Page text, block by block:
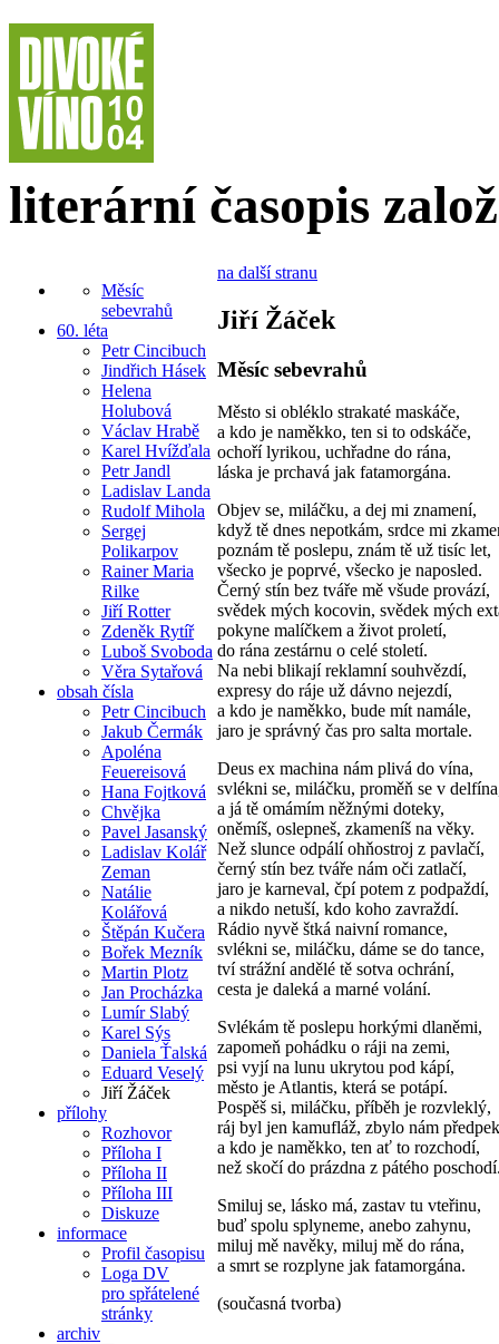
literární časopis
Měsíc
sebevrahů
60. léta
Petr Cincibuch
Jindřich Hásek
Helena
Holubová
Václav Hrabě
Karel Hvížďala
Petr Jandl
Ladislav Landa
Rudolf Mihola
Sergej
Polikarpov
Rainer Maria
Rilke
Jiří Rotter
Zdeněk Rytíř
Luboš Svoboda
Věra Sytařová
obsah čísla
Petr Cincibuch
Jakub Čermák
Apoléna
Feuereisová
Hana Fojtková
Chvějka
Pavel Jasanský
Ladislav Kolář
Zeman
Natálie
Kolářová
Štěpán Kučera
Bořek Mezník
Martin Plotz
Jan Procházka
Lumír Slabý
Karel Sýs
Daniela Ťalská
Eduard Veselý
Jiří Žáček
přílohy
Rozhovor
Příloha I
Příloha II
Příloha III
Diskuze
informace
Profil časopisu
Loga DV
pro spřátelené
stránky
archiv
na další stranu
Jiří Žáček
Měsíc sebevrahů
Město si obléklo strakaté maskáče,
a kdo je naměkko, ten si to odskáče,
ochoří lyrikou, uchřadne do rána,
láska je prchavá jak fatamorgána.
Objev se, miláčku, a dej mi znamení,
když tě dnes nepotkám, srdce mi
poznám tě poslepu, znám tě už tisíc let,
všecko je poprvé, všecko je naposled.
Černý stín bez tváře mě všude provází,
svědek mých kocovin, svědek mých
pokyne malíčkem a život proletí,
do rána zestárnu o celé století.
Na nebi blikají reklamní souhvězdí,
expresy do ráje už dávno nejezdí,
a kdo je naměkko, bude mít namále,
jaro je správný čas pro salta mortale.
Deus ex machina nám plivá do vína,
svlékni se, miláčku, proměň se v
a já tě omámím něžnými doteky,
oněmíš, oslepneš, zkameníš na věky.
Než slunce odpálí ohňostroj z pavlačí,
černý stín bez tváře nám oči zatlačí,
jaro je karneval, čpí potem z podpaždí,
a nikdo netuší, kdo koho zavraždí.
Rádio nyvě štká naivní romance,
svlékni se, miláčku, dáme se do tance,
tví strážní andělé tě sotva ochrání,
cesta je daleká a marné volání.
Svlékám tě poslepu horkými dlaněmi,
zapomeň pohádku o ráji na zemi,
psi vyjí na lunu ukrytou pod kápí,
město je Atlantis, která se potápí.
Pospěš si, miláčku, příběh je rozvleklý,
ráj byl jen kamufláž, zbylo nám
a kdo je naměkko, ten ať to rozchodí,
než skočí do prázdna z pátého
Smiluj se, lásko má, zastav tu vteřinu,
buď spolu splyneme, anebo zahynu,
miluj mě navěky, miluj mě do rána,
a smrt se rozplyne jak fatamorgána.
(současná tvorba)